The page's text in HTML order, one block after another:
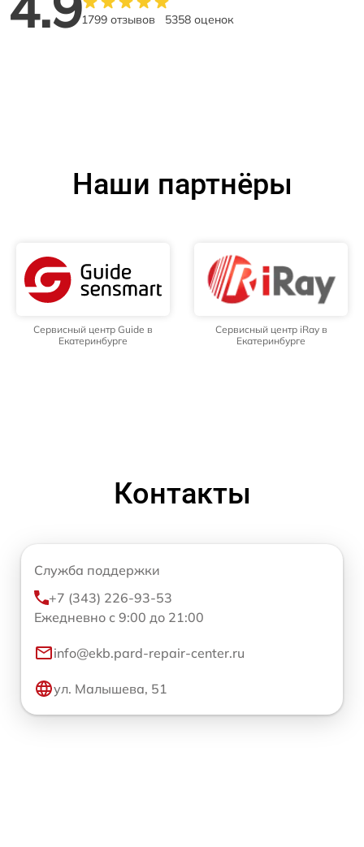
1799 отзывов 5358 оценок
Наши партнёры
Сервисный центр Guide в
Екатеринбурге
Сервисный центр iRay в
Екатеринбурге
Контакты
Служба поддержки
+7 (343) 226-93-53
Ежедневно с 9:00 до 21:00
info@ekb.pard-repair-center.ru
ул. Малышева, 51